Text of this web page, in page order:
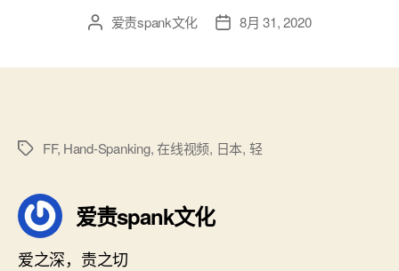
文 爱责spank文化
发 8月 31, 2020
标
FF, Hand-Spanking,在线视频, 日本, 轻
爱责spank文化
爱之深，责之切